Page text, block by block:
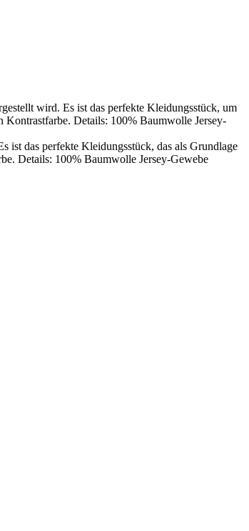
wird. Es ist das perfekte Kleidungsstück, um
Kontrastfarbe. Details: 100% Baumwolle Jersey-
ist das perfekte Kleidungsstück, das als Grundlage
Details: 100% Baumwolle Jersey-Gewebe